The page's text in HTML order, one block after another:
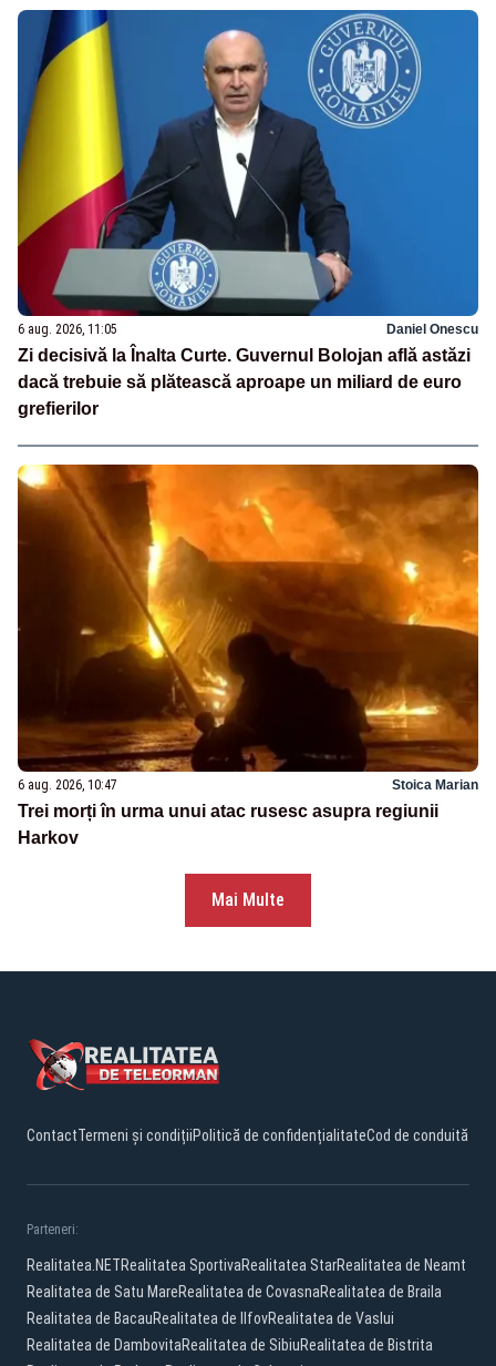
6 aug. 2026, 11:05 Daniel Onescu
Zi decisivă la Înalta Curte. Guvernul Bolojan află astăzi
dacă trebuie să plătească aproape un miliard de euro
grefierilor
6 aug. 2026, 10:47 Stoica Marian
Trei morți în urma unui atac rusesc asupra regiunii
Harkov
Mai Multe
ContactTermeni și condițiiPolitică de confidențialitateCod de conduită
Parteneri:
Realitatea.NETRealitatea SportivaRealitatea StarRealitatea de Neamt
Realitatea de Satu MareRealitatea de CovasnaRealitatea de Braila
Realitatea de BacauRealitatea de IlfovRealitatea de Vaslui
Realitatea de DambovitaRealitatea de SibiuRealitatea de Bistrita